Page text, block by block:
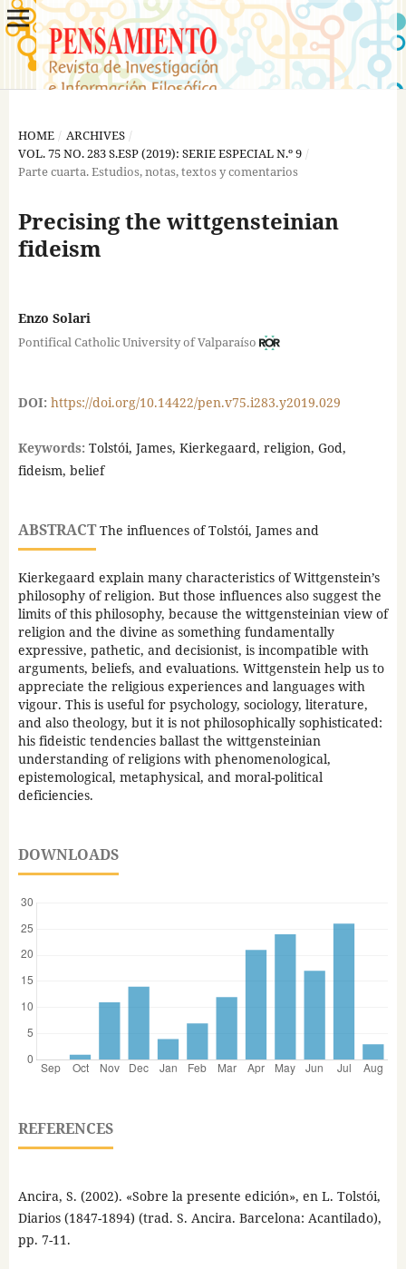
HOME / ARCHIVES /
VOL. 75 NO. 283 S.ESP (2019): SERIE ESPECIAL N.º 9 /
Parte cuarta. Estudios, notas, textos y comentarios
Precising the wittgensteinian
fideism
Enzo Solari
Pontifical Catholic University of Valparaíso
DOI: https://doi.org/10.14422/pen.v75.i283.y2019.029
Keywords: Tolstói, James, Kierkegaard, religion, God,
fideism, belief
ABSTRACTThe influences of Tolstói, James and
Kierkegaard explain many characteristics of Wittgenstein’s
philosophy of religion. But those influences also suggest the
limits of this philosophy, because the wittgensteinian view of
religion and the divine as something fundamentally
expressive, pathetic, and decisionist, is incompatible with
arguments, beliefs, and evaluations. Wittgenstein help us to
appreciate the religious experiences and languages with
vigour. This is useful for psychology, sociology, literature,
and also theology, but it is not philosophically sophisticated:
his fideistic tendencies ballast the wittgensteinian
understanding of religions with phenomenological,
epistemological, metaphysical, and moral-political
deficiencies.
DOWNLOADS
REFERENCES
Ancira, S. (2002). «Sobre la presente edición», en L. Tolstói,
Diarios (1847-1894) (trad. S. Ancira. Barcelona: Acantilado),
pp. 7-11.